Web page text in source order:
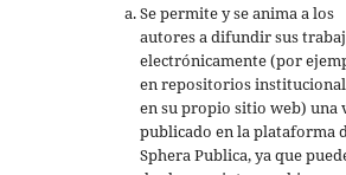
Se permite y se anima a los
autores a difundir sus
electrónicamente (por
en repositorios
en su propio sitio web) una
publicado en la plataforma
Sphera Publica, ya que